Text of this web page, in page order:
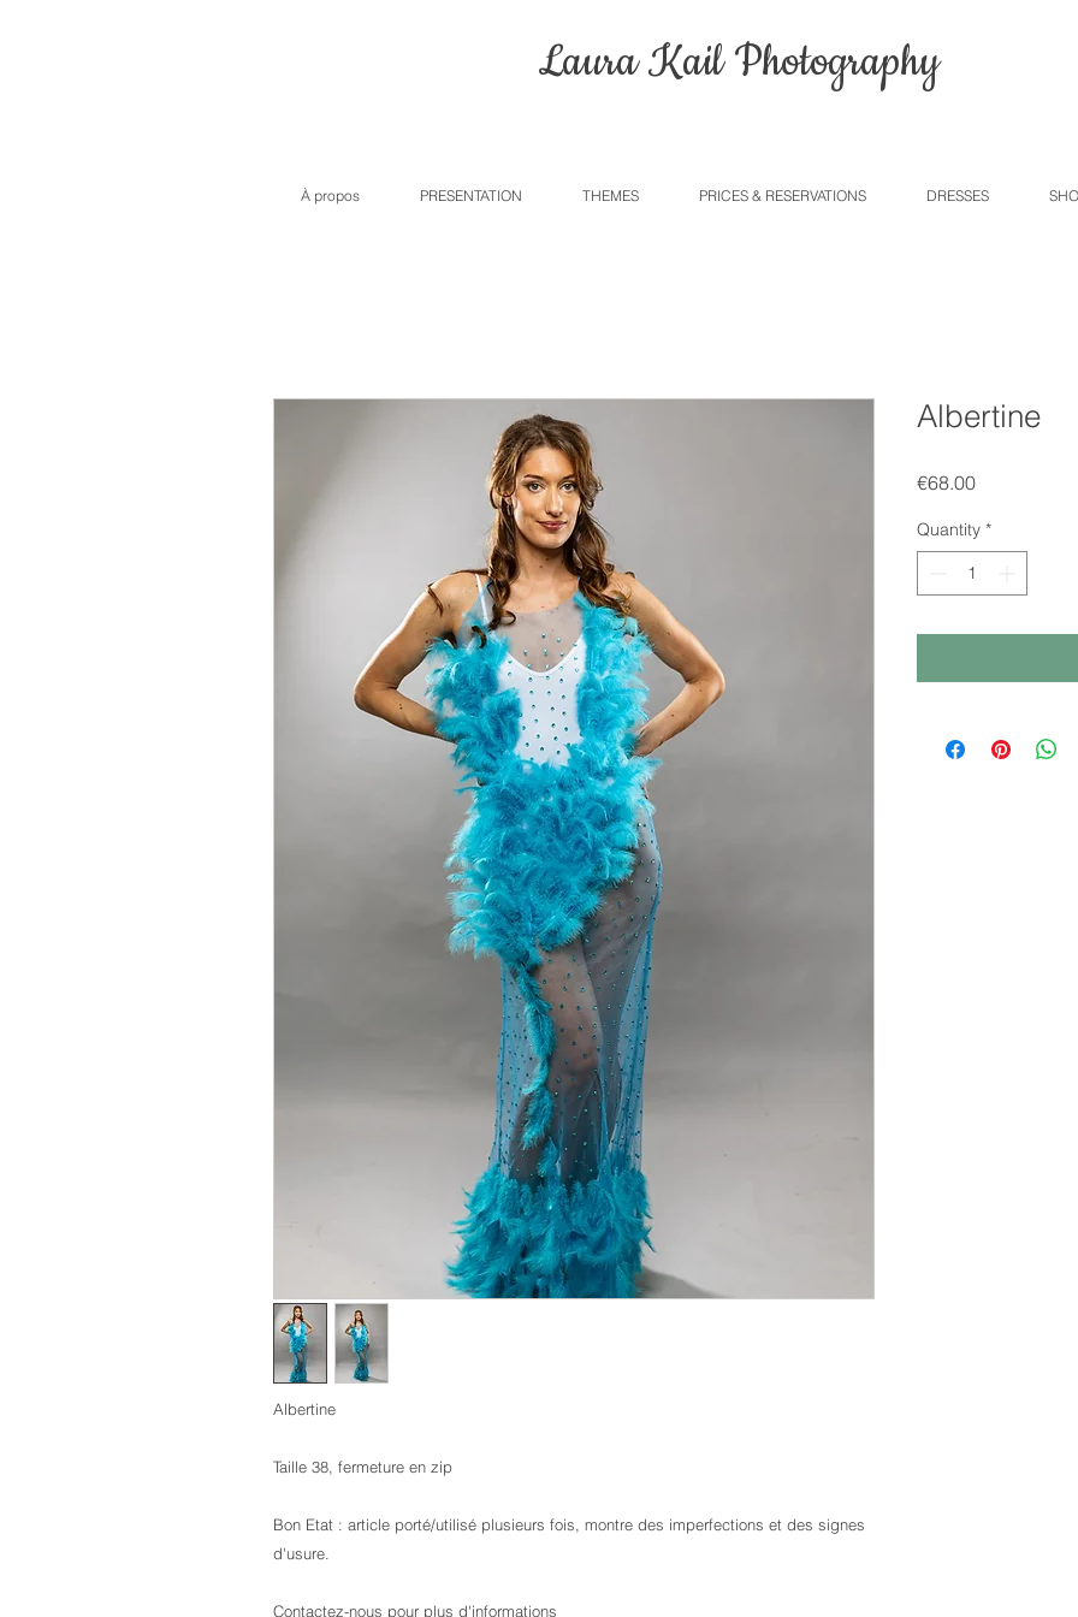
Laura Kail Photography
À propos PRESENTATION THEMES PRICES & RESERVATIONS DRESSES
Albertine
Taille 38, fermeture en zip
Bon Etat : article porté/utilisé plusieurs fois, montre des imperfections et des signes
d'usure.
Contactez-nous pour plus d'informations
Albertine
€68.00Price
Quantity *